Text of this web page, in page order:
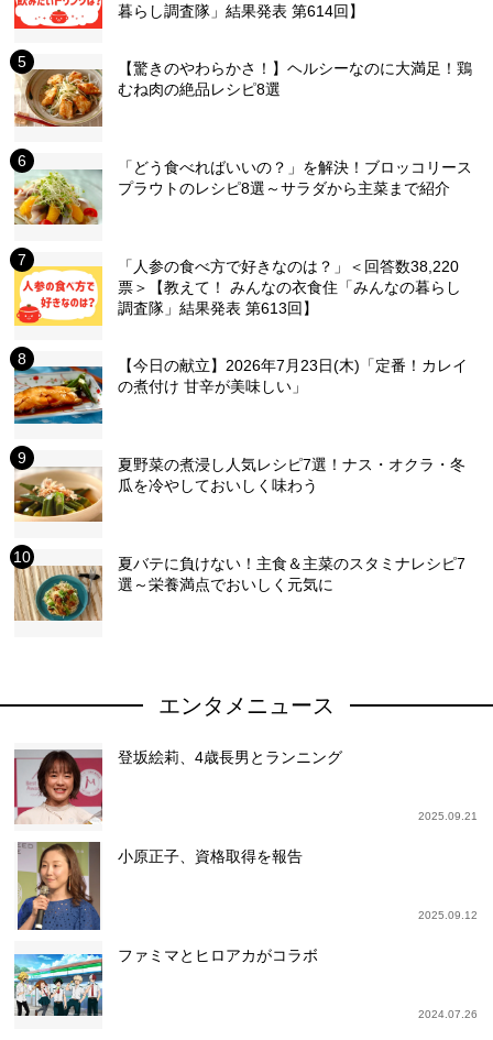
暮らし調査隊」結果発表 第614回】
【驚きのやわらかさ！】ヘルシーなのに大満足！鶏
むね肉の絶品レシピ8選
「どう食べればいいの？」を解決！ブロッコリース
プラウトのレシピ8選～サラダから主菜まで紹介
「人参の食べ方で好きなのは？」＜回答数38,220
票＞【教えて！ みんなの衣食住「みんなの暮らし
調査隊」結果発表 第613回】
【今日の献立】2026年7月23日(木)「定番！カレイ
の煮付け 甘辛が美味しい」
夏野菜の煮浸し人気レシピ7選！ナス・オクラ・冬
瓜を冷やしておいしく味わう
夏バテに負けない！主食＆主菜のスタミナレシピ7
選～栄養満点でおいしく元気に
エンタメニュース
登坂絵莉、4歳長男とランニング
2025.09.21
小原正子、資格取得を報告
2025.09.12
ファミマとヒロアカがコラボ
2024.07.26